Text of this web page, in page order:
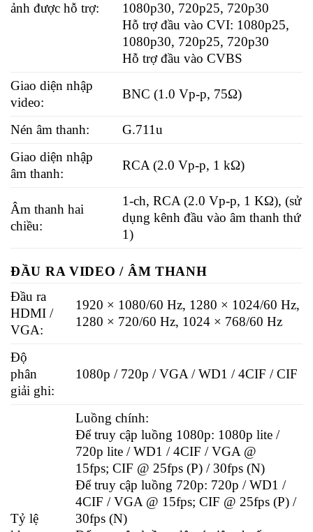
ảnh được hỗ trợ:
1080p30, 720p25, 720p30
Hỗ trợ đầu vào CVI: 1080p25,
1080p30, 720p25, 720p30
Hỗ trợ đầu vào CVBS
Giao diện nhập
video:
BNC (1.0 Vp-p, 75Ω)
Nén âm thanh:
G.711u
Giao diện nhập
âm thanh:
RCA (2.0 Vp-p, 1 kΩ)
Âm thanh hai
chiều:
1-ch, RCA (2.0 Vp-p, 1 KΩ), (sử
dụng kênh đầu vào âm thanh thứ
1)
ĐẦU RA VIDEO / ÂM THANH
Đầu ra
HDMI /
VGA:
1920 × 1080/60 Hz, 1280 × 1024/60 Hz,
1280 × 720/60 Hz, 1024 × 768/60 Hz
Độ
phân
giải ghi:
1080p / 720p / VGA / WD1 / 4CIF / CIF
Tỷ lệ
Luồng chính:
Để truy cập luồng 1080p: 1080p lite /
720p lite / WD1 / 4CIF / VGA @
15fps; CIF @ 25fps (P) / 30fps (N)
Để truy cập luồng 720p: 720p / WD1 /
4CIF / VGA @ 15fps; CIF @ 25fps (P) /
30fps (N)